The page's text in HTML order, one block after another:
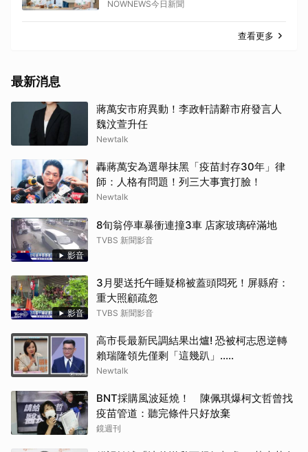
NOWNEWS今日新聞
查看更多
最新消息
蔣萬安市府異動！李政軒請辭市府發言人
魏汶萱升任
Newtalk
轟蔣萬安為選舉抹黑「疫苗封存30年」律
師：人格有問題！列三大事實打臉！
Newtalk
影音
8旬翁停車暴衝連撞3車 店家玻璃碎滿地
TVBS 新聞影音
影音
3月嬰送托午睡疑棉被蓋頭悶死！屏縣府：
重大照顧疏忽
TVBS 新聞影音
高市長最新民調結果出爐! 恐被柯志恩逆轉
賴瑞隆領先僅剩「這幾趴」.....
Newtalk
BNT採購風波延燒！ 陳佩琪爆柯文哲曾找
疫苗管道：聽完條件只好放棄
鏡週刊